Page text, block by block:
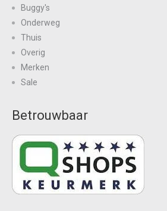
Buggy's
Onderweg
Thuis
Overig
Merken
Sale
Betrouwbaar